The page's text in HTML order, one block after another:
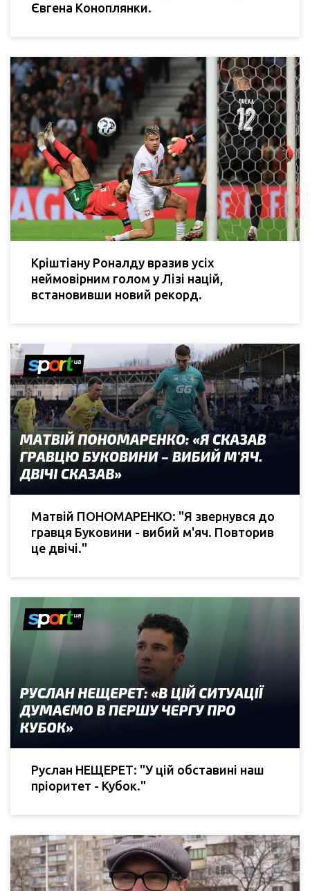
Євгена Коноплянки.
Кріштіану Роналду вразив усіх
неймовірним голом у Лізі націй,
встановивши новий рекорд.
Матвій ПОНОМАРЕНКО: "Я звернувся до
гравця Буковини - вибий м'яч. Повторив
це двічі."
Руслан НЕЩЕРЕТ: "У цій обставині наш
пріоритет - Кубок."